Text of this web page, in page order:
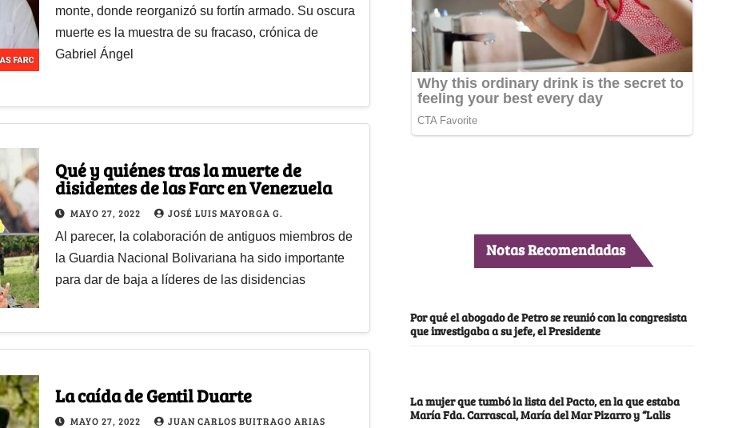
monte, donde reorganizó su fortín armado. Su oscura
muerte es la muestra de su fracaso, crónica de
Gabriel Ángel
Qué y quiénes tras la muerte de
disidentes de las Farc en Venezuela
MAYO 27, 2022 JOSÉ LUIS MAYORGA G.
Al parecer, la colaboración de antiguos miembros de
la Guardia Nacional Bolivariana ha sido importante
para dar de baja a líderes de las disidencias
La caída de Gentil Duarte
MAYO 27, 2022 JUAN CARLOS BUITRAGO ARIAS
Notas Recomendadas
Por qué el abogado de Petro se reunió con la congresista
que investigaba a su jefe, el Presidente
La mujer que tumbó la lista del Pacto, en la que estaba
María Fda. Carrascal, María del Mar Pizarro y “Lalis